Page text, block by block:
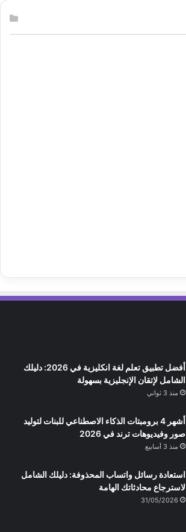
أفضل تطبيق تعلم لغة انكليزية في 2026: دليلك
الشامل لإتقان الإنجليزية بسهولة
منذ 3 ثواني
أشهر 4 برومبتات الذكاء الاصطناعي للبنات لتوليد
صور وفيديوهات ترند في 2026
منذ 3 أسابيع
استعادة رسائل واتساب المحذوفة: دليلك الشامل
لاسترجاع محادثاتك الهامة
31/05/2026